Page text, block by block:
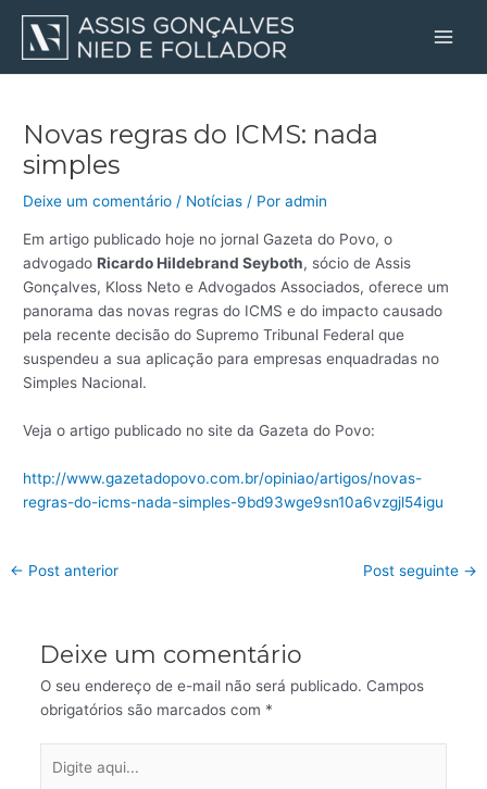
Novas regras do ICMS: nada
simples
Deixe um comentário / Notícias / Poradmin
Em artigo publicado hoje no jornal Gazeta do Povo, o
advogadoRicardo Hildebrand Seyboth, sócio de Assis
Gonçalves, Kloss Neto e Advogados Associados, oferece um
panorama das novas regras do ICMS e do impacto causado
pela recente decisão do Supremo Tribunal Federal que
suspendeu a sua aplicação para empresas enquadradas no
Simples Nacional.
Veja o artigo publicado no site da Gazeta do Povo:
http://www.gazetadopovo.com.br/opiniao/artigos/novas-
regras-do-icms-nada-simples-9bd93wge9sn10a6vzgjl54igu
navigation
← Post anterior Post seguinte →
Deixe um comentário
O seu endereço de e-mail não será publicado. Campos
obrigatórios são marcados com *
aqui...